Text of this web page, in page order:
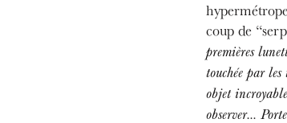
coup de
premières
touchée par
objet
observer…